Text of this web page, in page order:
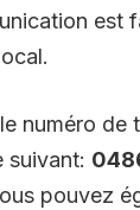
est
numéro de
suivant:
pouvez